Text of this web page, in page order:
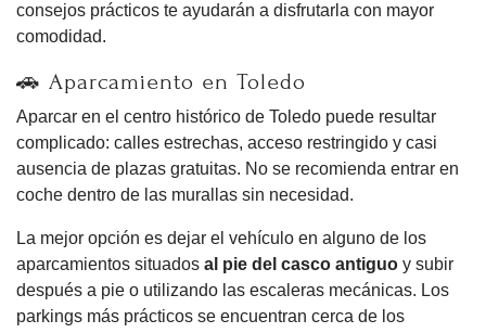
consejos prácticos te ayudarán a disfrutarla con mayor
comodidad.
🚗 Aparcamiento en Toledo
Aparcar en el centro histórico de Toledo puede resultar
complicado: calles estrechas, acceso restringido y casi
ausencia de plazas gratuitas. No se recomienda entrar en
coche dentro de las murallas sin necesidad.
La mejor opción es dejar el vehículo en alguno de los
aparcamientos situados al pie del casco antiguo y subir
después a pie o utilizando las escaleras mecánicas. Los
parkings más prácticos se encuentran cerca de los